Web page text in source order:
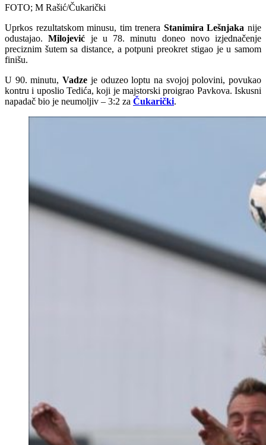
FOTO; M Rašić/Čukarički
Uprkos rezultatskom minusu, tim trenera Stanimira Lešnjaka nije
odustajao.Milojević je u 78. minutu doneo novo izjednačenje
preciznim šutem sa distance, a potpuni preokret stigao je u samom
finišu.
U 90. minutu,Vadze je oduzeo loptu na svojoj polovini, povukao
kontru i uposlio Tedića, koji je majstorski proigrao Pavkova. Iskusni
napadač bio je neumoljiv – 3:2 za Čukarički.